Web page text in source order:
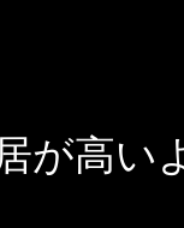
が高い